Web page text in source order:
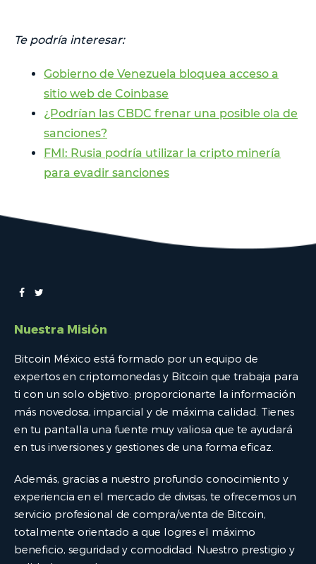
Te podría interesar:
Gobierno de Venezuela bloquea acceso a
sitio web de Coinbase
¿Podrían las CBDC frenar una posible ola de
sanciones?
FMI: Rusia podría utilizar la cripto minería
para evadir sanciones
Nuestra Misión
Bitcoin México está formado por un equipo de
expertos en criptomonedas y Bitcoin que trabaja para
ti con un solo objetivo: proporcionarte la información
más novedosa, imparcial y de máxima calidad. Tienes
en tu pantalla una fuente muy valiosa que te ayudará
en tus inversiones y gestiones de una forma eficaz.
Además, gracias a nuestro profundo conocimiento y
experiencia en el mercado de divisas, te ofrecemos un
servicio profesional de compra/venta de Bitcoin,
totalmente orientado a que logres el máximo
beneficio, seguridad y comodidad. Nuestro prestigio y